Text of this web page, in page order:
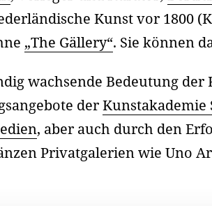
Kunst vor 1800
„The Gällery“. Sie können
wachsende Bedeutung der
derKunstakademie
, aber auch durch den
Privatgalerien wie Uno